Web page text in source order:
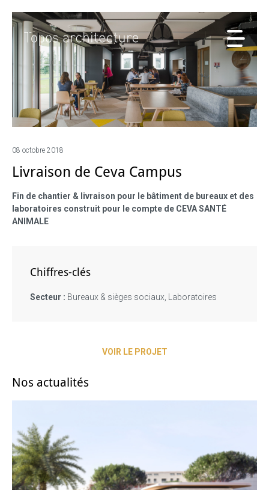
08 octobre 2018
Livraison de Ceva Campus
Fin de chantier & livraison pour le bâtiment de bureaux et des
laboratoires construit pour le compte de CEVA SANTÉ
ANIMALE
Chiffres-clés
Secteur : Bureaux & sièges sociaux Laboratoires
VOIR LE PROJET
Nos actualités